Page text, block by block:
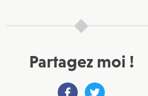
Partagez moi !